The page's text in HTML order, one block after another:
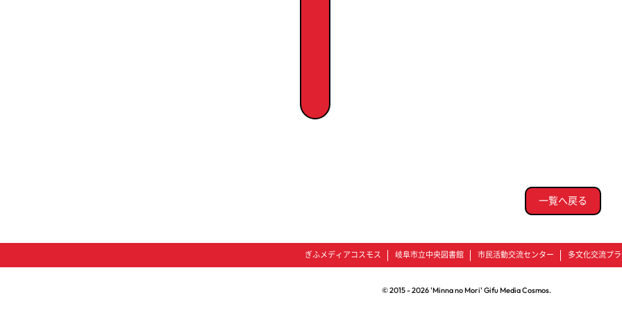
一覧へ戻る
ぎふメディアコスモス 岐阜市立中央図書館 市民活動交流センター 多文化交流プ
© 2015 -2026'Minna no Mori' Gifu Media Cosmos.